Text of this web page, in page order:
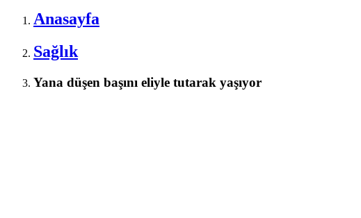
Anasayfa
Sağlık
Yana düşen başını eliyle tutarak yaşıyor